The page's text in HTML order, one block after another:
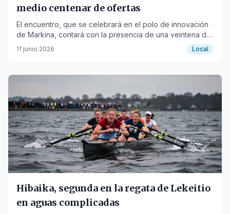
medio centenar de ofertas
El encuentro, que se celebrará en el polo de innovación
de Markina, contará con la presencia de una veintena de
empresas.
11 junio 2026 Local
Hibaika, segunda en la regata de Lekeitio
en aguas complicadas